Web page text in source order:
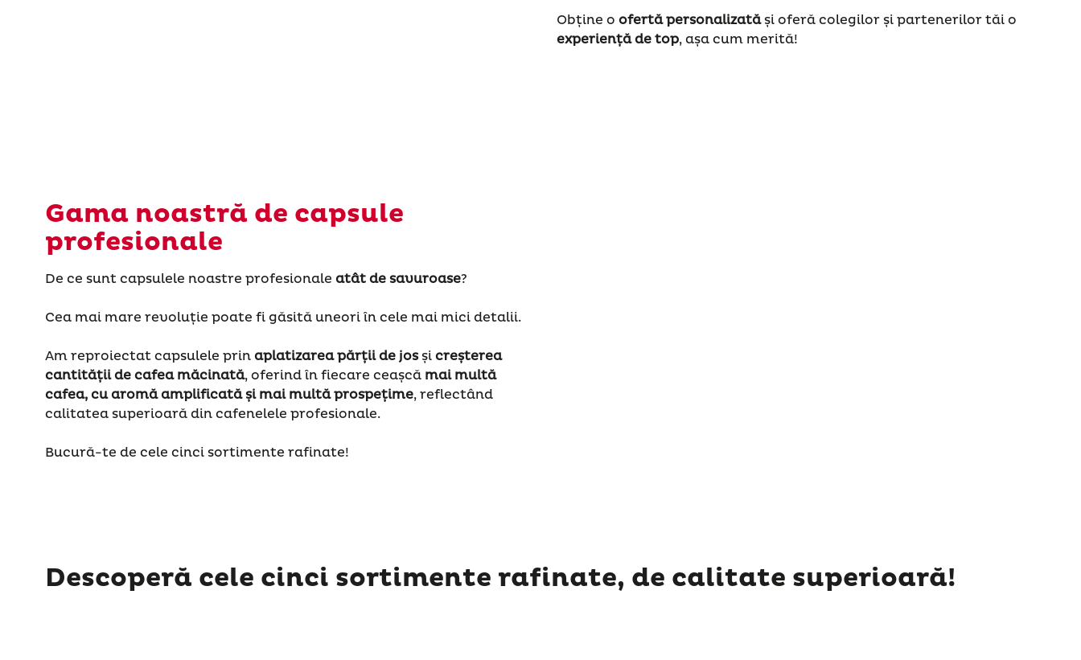
Obține o ofertă personalizatăși oferă colegilor și partenerilor tăi o
experiență de top, așa cum merită!
Gama noastră de capsule
profesionale
De ce sunt capsulele noastre profesionale atât de savuroase?
Cea mai mare revoluție poate fi găsită uneori în cele mai mici detalii.
Am reproiectat capsulele prin aplatizarea părții de jos și creșterea
cantității de cafea măcinată, oferind în fiecare ceașcă mai multă
cafea, cu aromă amplificată și mai multă prospețime, reflectând
calitatea superioară din cafenelele profesionale.
Bucură-te de cele cinci sortimente rafinate!
Descoperă cele cinci sortimente rafinate, de calitate superioară!